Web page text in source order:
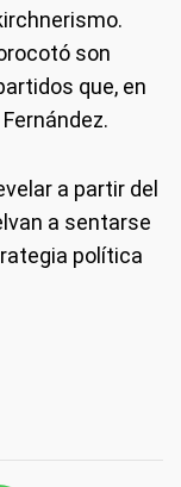
son
que, en
a partir del
a sentarse
política